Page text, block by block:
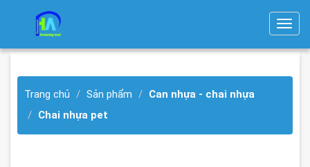
T
g
Trang chủ Sản phẩm
Can nhựa - chai nhựa
Chai nhựa pet